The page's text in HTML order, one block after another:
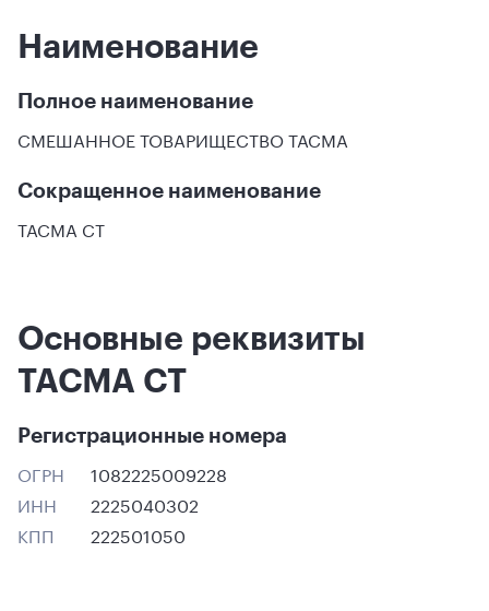
Наименование
Полное наименование
СМЕШАННОЕ ТОВАРИЩЕСТВО ТАСМА
Сокращенное наименование
ТАСМА СТ
Основные реквизиты
ТАСМА СТ
Регистрационные номера
ОГРН
1082225009228
ИНН
2225040302
КПП
222501050